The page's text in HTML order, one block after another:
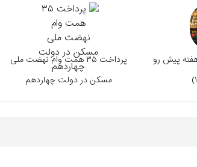
هفته پیش رو
پرداخت ۳۵ همت وام نهضت ملی
مسکن در دولت چهاردهم